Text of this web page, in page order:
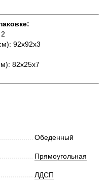
92х92х3
82х25х7
Обеденный
Прямоугольная
ЛДСП